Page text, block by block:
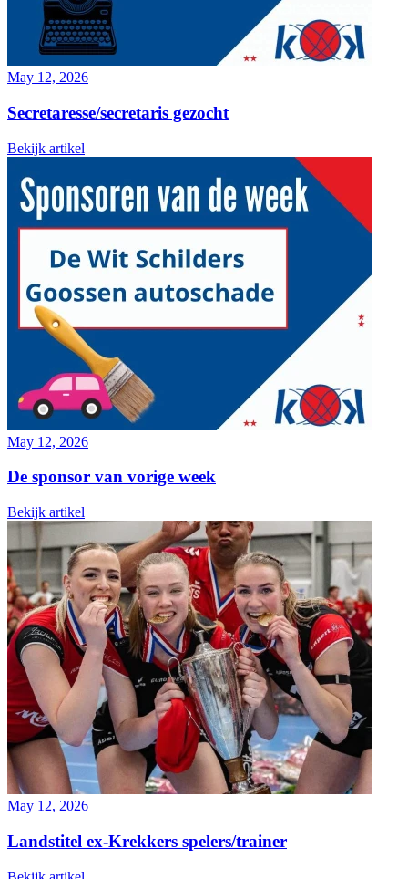
May 12, 2026
Secretaresse/secretaris gezocht
Bekijk artikel
May 12, 2026
De sponsor van vorige week
Bekijk artikel
May 12, 2026
Landstitel ex-Krekkers spelers/trainer